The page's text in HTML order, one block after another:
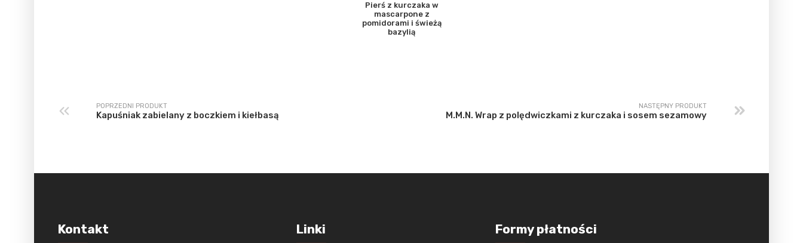
Pierś z kurczaka w
mascarpone z
pomidorami i świeżą
bazylią
POPRZEDNI PRODUKT
Kapuśniak zabielany z boczkiem i kiełbasą
NASTĘPNY PRODUKT
M.M.N. Wrap z polędwiczkami z kurczaka i sosem sezamowy
Kontakt Linki Formy płatności